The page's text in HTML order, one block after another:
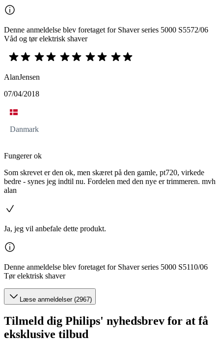
Denne anmeldelse blev foretaget for Shaver series 5000 S5572/06
Våd og tør elektrisk shaver
AlanJensen
07/04/2018
Danmark
Fungerer ok
Som skrevet er den ok, men skæret på den gamle, pt720, virkede
bedre - synes jeg indtil nu. Fordelen med den nye er trimmeren. mvh
alan
Ja, jeg vil anbefale dette produkt.
Denne anmeldelse blev foretaget for Shaver series 5000 S5110/06
Tør elektrisk shaver
Læse anmeldelser (2967)
Tilmeld dig Philips' nyhedsbrev for at få
eksklusive tilbud